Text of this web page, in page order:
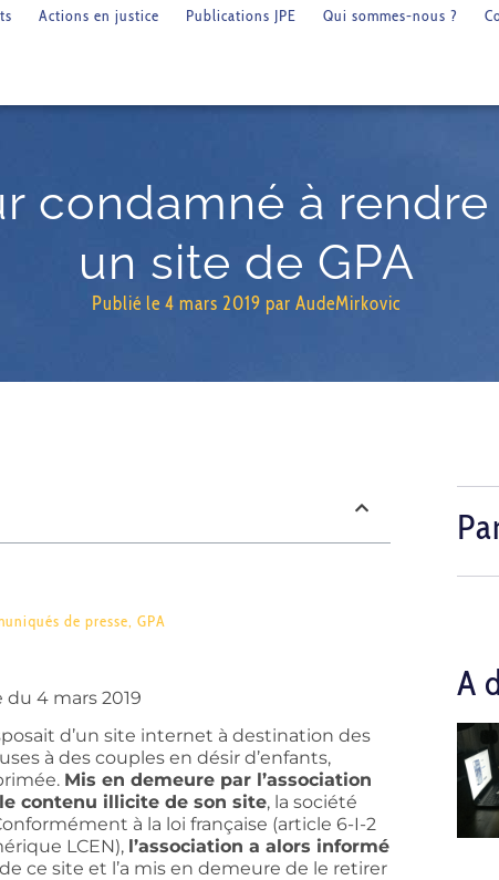
Actions en justice Publications JPE Qui sommes-nous ?
condamné à
un site de GPA
Publié le 4 mars 2019 par AudeMirkovic
de presse, GPA
4 mars 2019
d’un site internet à destination des
à des couples en désir d’enfants,
Mis en demeure par l’association
le contenu illicite de son site, la société
à la loi française (article 6-I-2
LCEN), l’association a alors informé
ce site et l’a mis en demeure de le retirer
A